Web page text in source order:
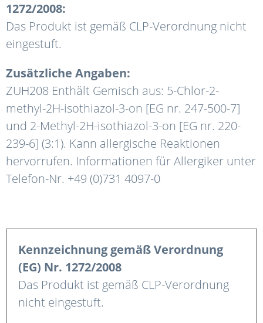
1272/2008:
Das Produkt ist gemäß CLP-Verordnung nicht
eingestuft.
Zusätzliche Angaben:
ZUH208 Enthält Gemisch aus: 5-Chlor-2-
methyl-2H-isothiazol-3-on [EG nr. 247-500-7]
und 2-Methyl-2H-isothiazol-3-on [EG nr. 220-
239-6] (3:1). Kann allergische Reaktionen
hervorrufen. Informationen für Allergiker unter
Telefon-Nr. +49 (0)731 4097-0
Kennzeichnung gemäß Verordnung
(EG) Nr. 1272/2008
Das Produkt ist gemäß CLP-Verordnung
nicht eingestuft.